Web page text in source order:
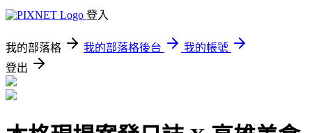
登入
我的部落格 我的部落格後台
我的帳號
登出